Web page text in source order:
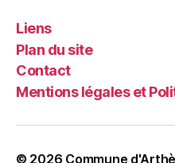
Liens
Plan du site
Contact
Mentions légales et
© 2026 Commune